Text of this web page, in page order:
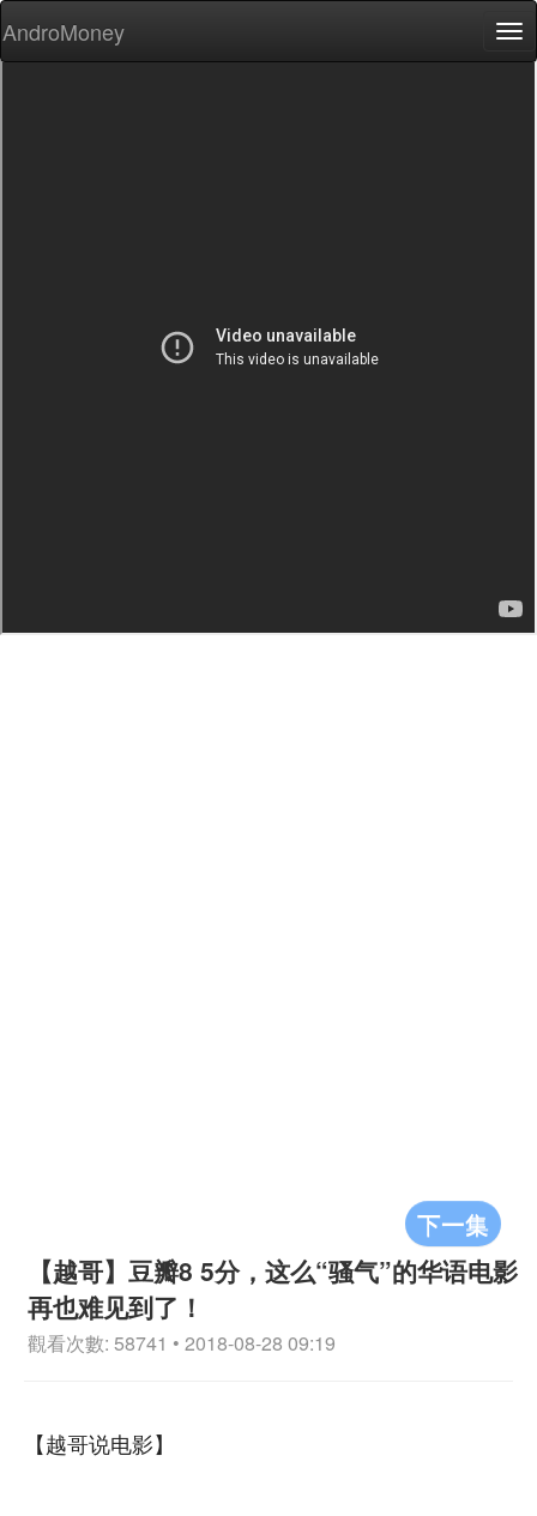
AndroMoney
下一集
【越哥】豆瓣8 5分，这么“骚气”的华语电影
再也难见到了！
觀看次數: 58741 • 2018-08-28 09:19
【越哥说电影】